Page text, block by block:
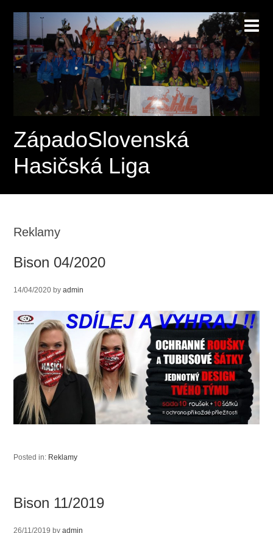
ZápadoSlovenská
Hasičská Liga
Reklamy
Bison 04/2020
14/04/2020 byadmin
Posted in: Reklamy
Bison 11/2019
26/11/2019 byadmin